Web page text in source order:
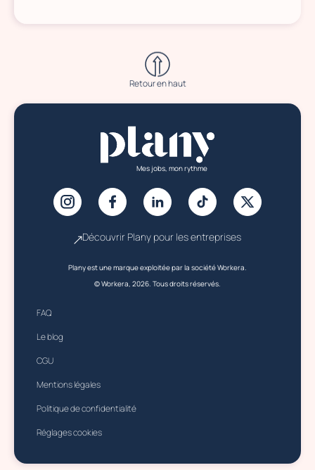
Retour en haut
Mes jobs, mon rythme
Découvrir Plany pour les entreprises
Plany est une marque exploitée par la société Workera.
© Workera, 2026. Tous droits réservés.
FAQ
Le blog
CGU
Mentions légales
Politique de confidentialité
Réglages cookies